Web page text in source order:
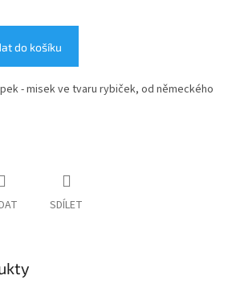
do košíku
- misek ve tvaru rybiček, od německého
SDÍLET